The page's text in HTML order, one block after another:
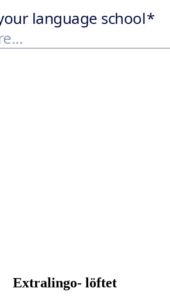
Extralingo- löftet